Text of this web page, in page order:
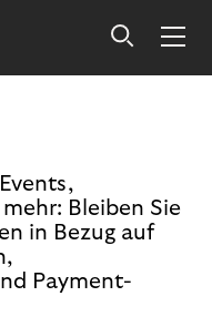
Bleiben Sie
in Bezug auf
Payment-